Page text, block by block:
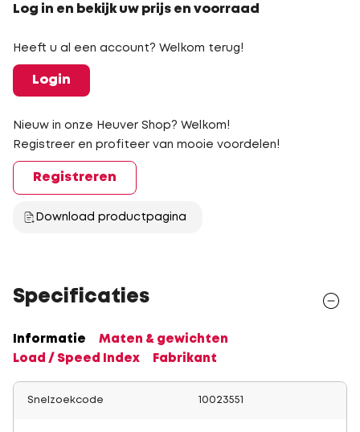
Log in en bekijk uw prijs en voorraad
Heeft u al een account? Welkom terug!
Login
Nieuw in onze Heuver Shop? Welkom!
Registreer en profiteer van mooie voordelen!
Registreren
Download productpagina
Specificaties
Informatie
Maten & gewichten
Load / Speed Index
Fabrikant
Snelzoekcode 10023551